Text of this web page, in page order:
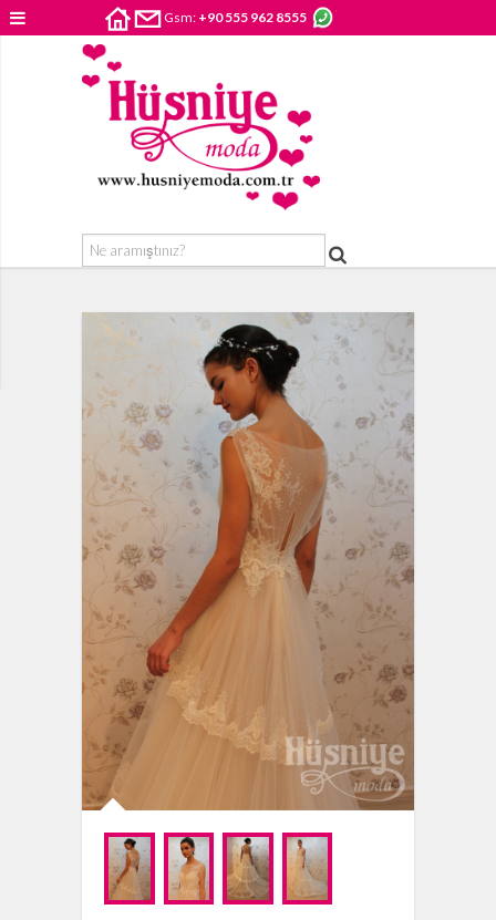
Gsm: +90 555 962 8555